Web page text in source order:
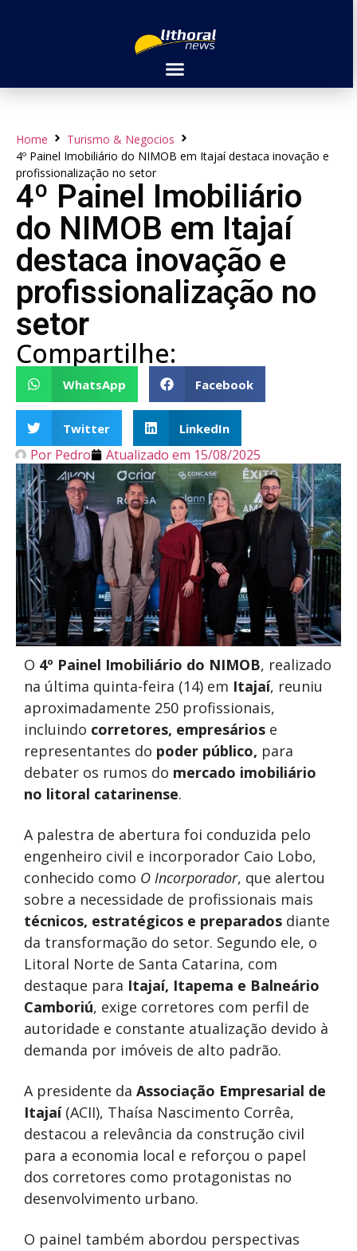
Home
Turismo & Negocios
4º Painel Imobiliário do NIMOB em Itajaí destaca inovação e
profissionalização no setor
4º Painel Imobiliário
do NIMOB em Itajaí
destaca inovação e
profissionalização no
setor
Compartilhe:
WhatsApp Facebook
Twitter LinkedIn
Por Pedro Atualizado em 15/08/2025
O 4º Painel Imobiliário do NIMOB, realizado
na última quinta-feira (14) em Itajaí, reuniu
aproximadamente 250 profissionais,
incluindo corretores, empresários e
representantes do poder público, para
debater os rumos do mercado imobiliário
no litoral catarinense.
A palestra de abertura foi conduzida pelo
engenheiro civil e incorporador Caio Lobo,
conhecido como O Incorporador, que alertou
sobre a necessidade de profissionais mais
técnicos, estratégicos e preparados diante
da transformação do setor. Segundo ele, o
Litoral Norte de Santa Catarina, com
destaque para Itajaí, Itapema e Balneário
Camboriú, exige corretores com perfil de
autoridade e constante atualização devido à
demanda por imóveis de alto padrão.
A presidente da Associação Empresarial de
Itajaí(ACII), Thaísa Nascimento Corrêa,
destacou a relevância da construção civil
para a economia local e reforçou o papel
dos corretores como protagonistas no
desenvolvimento urbano.
O painel também abordou perspectivas